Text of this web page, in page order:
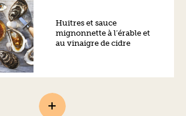
Huitres et sauce
mignonnette à l’érable et
au vinaigre de cidre